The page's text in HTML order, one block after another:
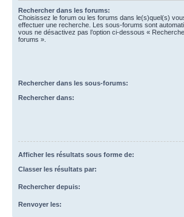
Rechercher dans les forums:
Choisissez le forum ou les forums dans le(s)quel(s)
effectuer une recherche. Les sous-forums sont
vous ne désactivez pas l’option ci-dessous «
forums ».
Rechercher dans les sous-forums:
Rechercher dans:
Afficher les résultats sous forme de:
Classer les résultats par:
Rechercher depuis:
Renvoyer les: